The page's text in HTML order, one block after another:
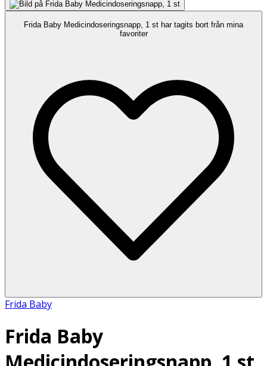
Frida Baby Medicindoseringsnapp, 1 st har tagits bort från mina
favoriter
Frida Baby
Frida Baby